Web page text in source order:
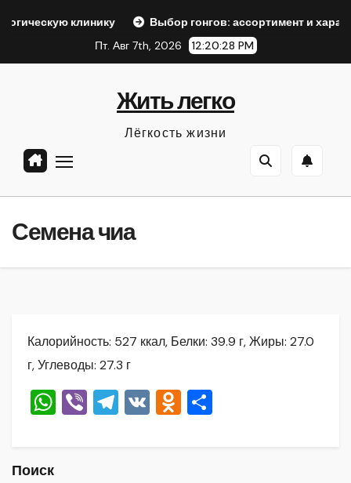
Выбор гонгов: ассортимент и характеристики
Пт. Авг 7th, 2026
12:20:29 PM
Жить легко
Лёгкость жизни
Семена чиа
Калорийность: 527 ккал, Белки: 39.9 г, Жиры: 27.0
г, Углеводы: 27.3 г
W Vi T V O
Поиск